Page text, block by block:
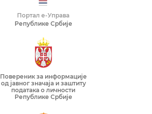
Портал е-Управа
Републике Србије
Повереник за информације
од јавног значаја и заштиту
података о личности
Републике Србије